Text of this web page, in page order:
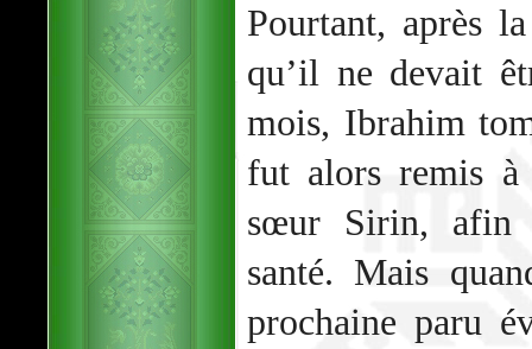
Pourtant, après
qu’il ne devait
mois, Ibrahim
fut alors remis
sœur Sirin, afin
santé. Mais
prochaine paru